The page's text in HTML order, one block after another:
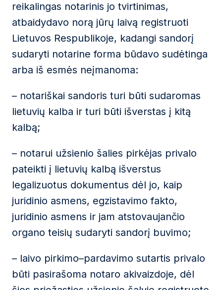
reikalingas notarinis jo tvirtinimas,
atbaidydavo norą jūrų laivą registruoti
Lietuvos Respublikoje, kadangi sandorį
sudaryti notarine forma būdavo sudėtinga
arba iš esmės neįmanoma:
– notariškai sandoris turi būti sudaromas
lietuvių kalba ir turi būti išverstas į kitą
kalbą;
– notarui užsienio šalies pirkėjas privalo
pateikti į lietuvių kalbą išverstus
legalizuotus dokumentus dėl jo, kaip
juridinio asmens, egzistavimo fakto,
juridinio asmens ir jam atstovaujančio
organo teisių sudaryti sandorį buvimo;
– laivo pirkimo–pardavimo sutartis privalo
būti pasirašoma notaro akivaizdoje, dėl